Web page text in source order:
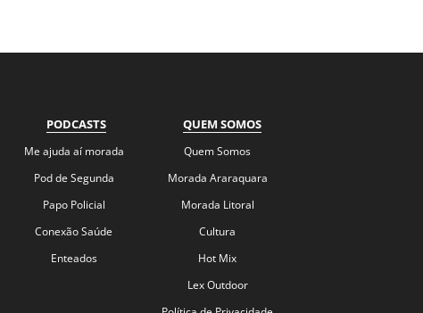
PODCASTS
Me ajuda aí morada
Pod de Segunda
Papo Policial
Conexão Saúde
Enteados
QUEM SOMOS
Quem Somos
Morada Araraquara
Morada Litoral
Cultura
Hot Mix
Lex Outdoor